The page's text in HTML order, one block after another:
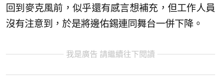
回到麥克風前，似乎還有感言想補充，但工作人員
沒有注意到，於是將邊佑錫連同舞台一併下降。
我是廣告 請繼續往下閱讀